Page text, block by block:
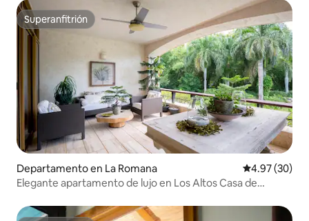
Superanfitrión
Superanfitrión
Departamento en La Romana Calificación
4.97 (30)
Elegante apartamento de lujo en Los Altos Casa de